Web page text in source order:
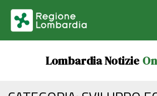
Lombardia Notizie